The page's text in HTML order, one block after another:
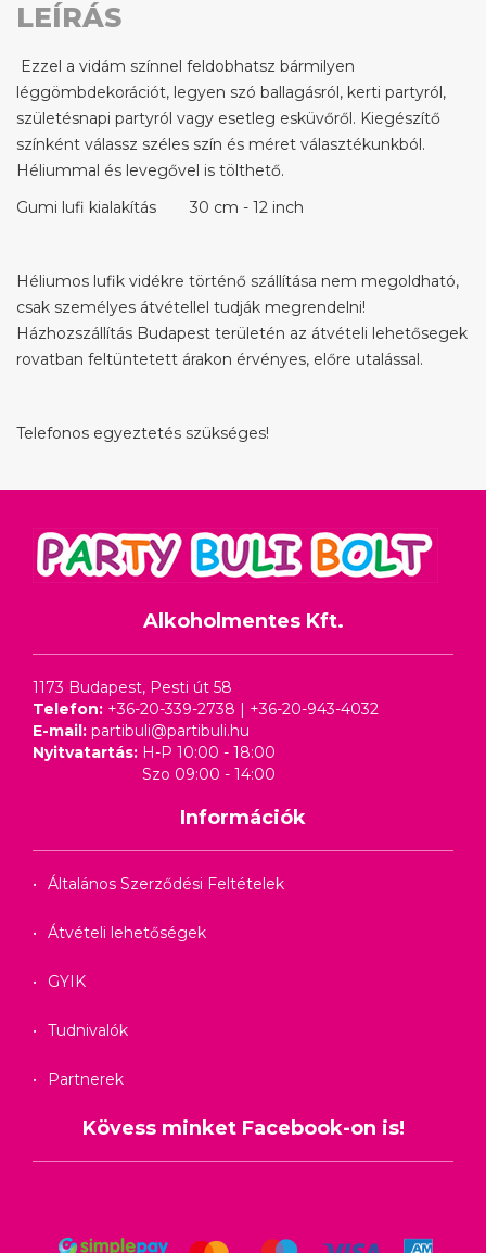
LEÍRÁS
Ezzel a vidám színnel feldobhatsz bármilyen
léggömbdekorációt, legyen szó ballagásról, kerti partyról,
születésnapi partyról vagy esetleg esküvőről. Kiegészítő
színként válassz széles szín és méret választékunkból.
Héliummal és levegővel is tölthető.
Gumi lufi kialakítás
30 cm - 12 inch
Héliumos lufik vidékre történő szállítása nem megoldható,
csak személyes átvétellel tudják megrendelni!
Házhozszállítás Budapest területén az átvételi lehetősegek
rovatban feltüntetett árakon érvényes, előre utalással.
Telefonos egyeztetés szükséges!
Alkoholmentes Kft.
1173 Budapest, Pesti út 58
Telefon: +36-20-339-2738 | +36-20-943-4032
E-mail: partibuli@partibuli.hu
Nyitvatartás: H-P 10:00 - 18:00
Szo 09:00 - 14:00
Információk
Általános Szerződési Feltételek
Átvételi lehetőségek
GYIK
Tudnivalók
Partnerek
Kövess minket Facebook-on is!